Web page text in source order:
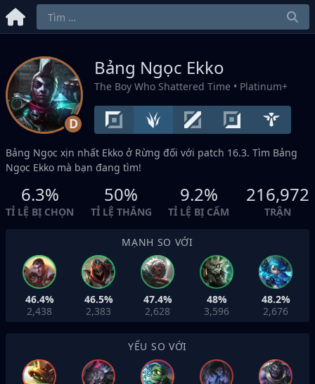
D
Bảng Ngọc Ekko
The Boy Who Shattered Time • Platinum+
Bảng Ngọc xịn nhất Ekko ở Rừng đối với patch 16.3. Tìm Bảng
Ngọc Ekko mà bạn đang tìm!
6.3%
TỈ LỆ BỊ CHỌN
50%
TỈ LỆ THẮNG
9.2%
TỈ LỆ BỊ CẤM
216,972
TRẬN
MẠNH SO VỚI
46.4%
2,438
46.5%
2,383
47.4%
2,628
48%
3,596
48.2%
2,676
YẾU SO VỚI